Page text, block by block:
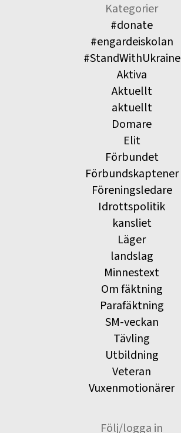
Kategorier
#donate
#engardeiskolan
#StandWithUkraine
Aktiva
Aktuellt
aktuellt
Domare
Elit
Förbundet
Förbundskaptener
Föreningsledare
Idrottspolitik
kansliet
Läger
landslag
Minnestext
Om fäktning
Parafäktning
SM-veckan
Tävling
Utbildning
Veteran
Vuxenmotionärer
Följ/logga in